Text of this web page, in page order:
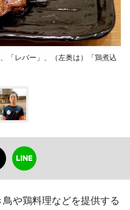
「レバー」、（左奥は）「鶏煮込
や鶏料理などを提供する